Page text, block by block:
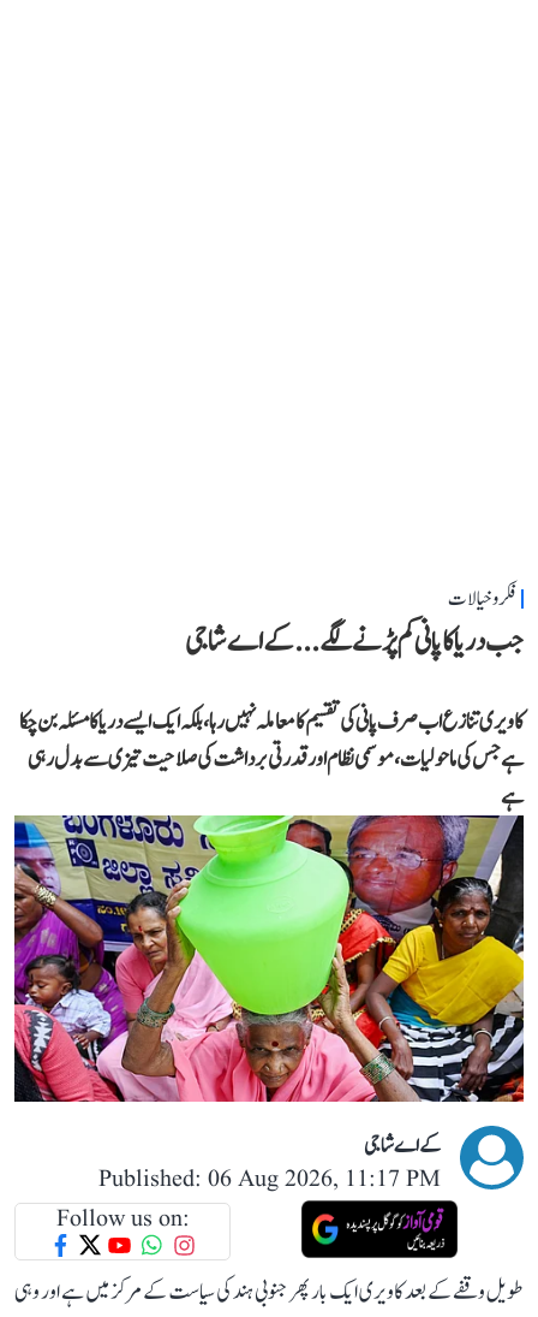
فکر و خیالات
جب دریا کا پانی کم پڑنے لگے...کے اے شاجی
کاویری تنازع اب صرف پانی کی تقسیم کا معاملہ نہیں رہا، بلکہ ایک ایسے دریا کا مسئلہ بن چکا
ہے جس کی ماحولیات، موسمی نظام اور قدرتی برداشت کی صلاحیت تیزی سے بدل رہی
ہے
کے اے شاجی
Published: 06 Aug 2026, 11:17 PM
Follow us on:
طویل وقفے کے بعد کاویری ایک بار پھر جنوبی ہند کی سیاست کے مرکز میں ہے اور وہی